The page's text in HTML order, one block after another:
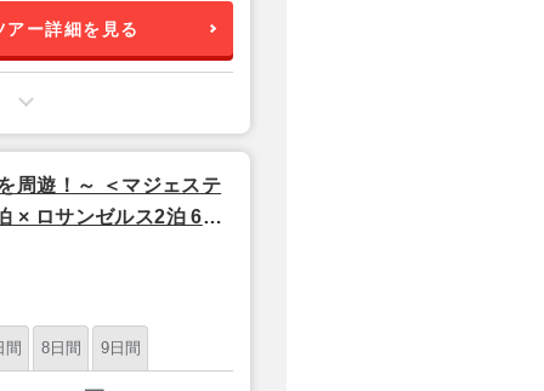
アー詳細を見る
周遊！～ ＜マジェステ
× ロサンゼルス2泊 6日
間 8日間 9日間